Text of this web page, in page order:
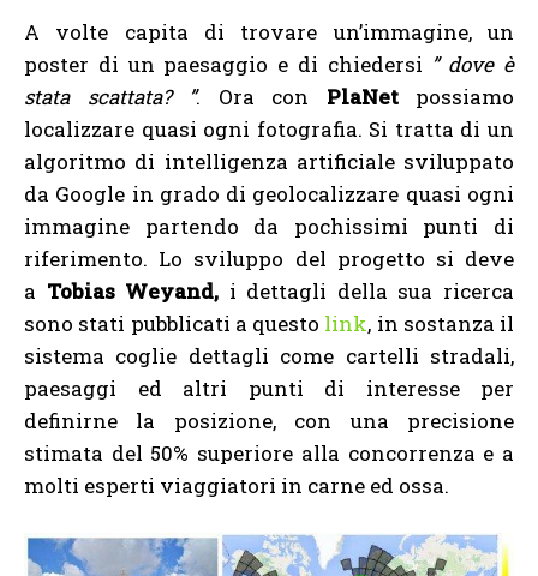
A volte capita di trovare un’immagine, un
poster di un paesaggio e di chiedersi ” dove è
stata scattata? ”. Ora con PlaNetpossiamo
localizzare quasi ogni fotografia. Si tratta di un
algoritmo di intelligenza artificiale sviluppato
da Google in grado di geolocalizzare quasi ogni
immagine partendo da pochissimi punti di
riferimento. Lo sviluppo del progetto si deve
a Tobias Weyand, i dettagli della sua ricerca
sono stati pubblicati a questo link, in sostanza il
sistema coglie dettagli come cartelli stradali,
paesaggi ed altri punti di interesse per
definirne la posizione, con una precisione
stimata del 50% superiore alla concorrenza e a
molti esperti viaggiatori in carne ed ossa.